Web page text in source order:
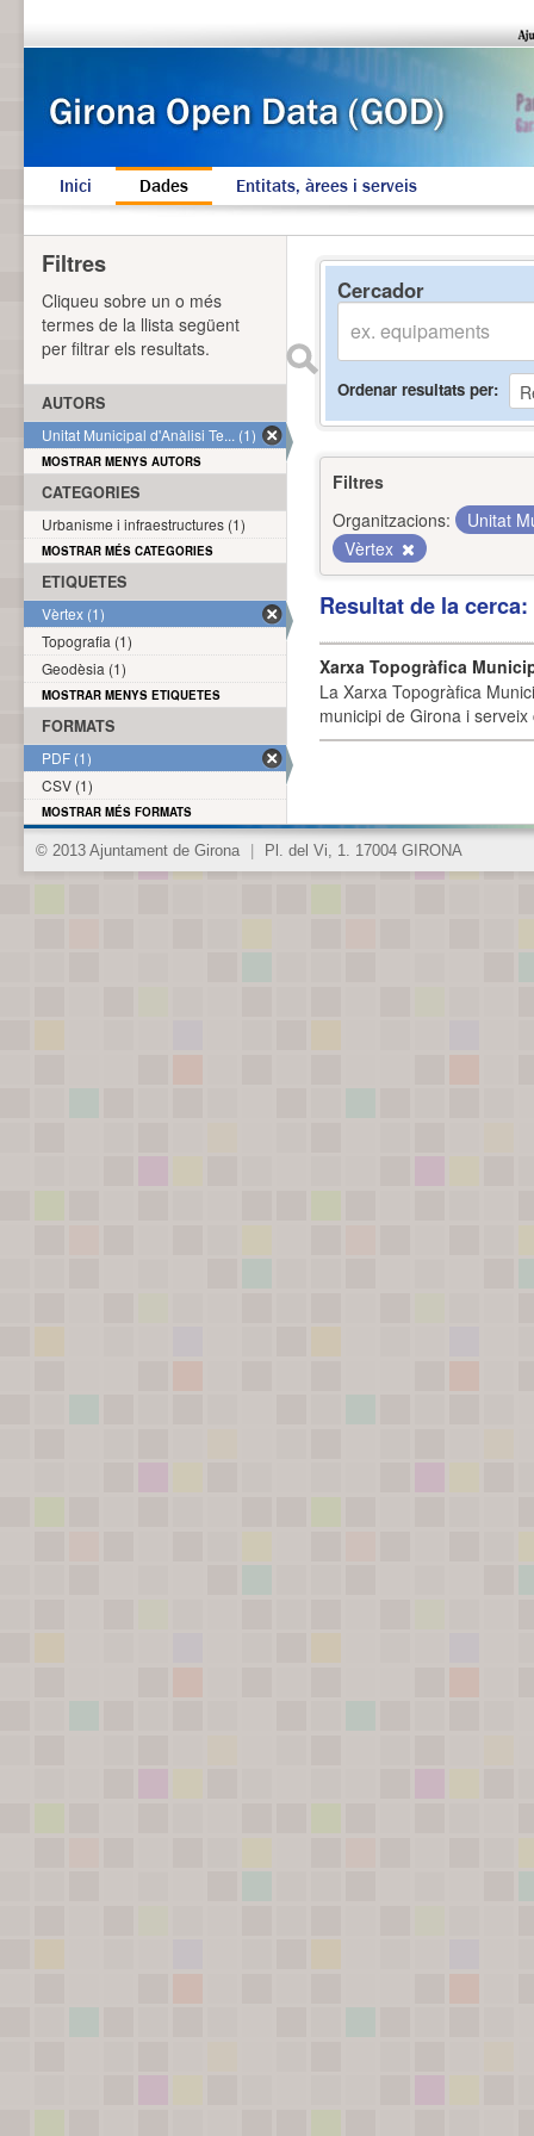
Inici Dades Entitats, àrees i serveis
Cercador
Ordenar resultats per
Filtres
Organitzacions:
Unitat
Vèrtex
Resultat de la
Xarxa Topogràfica
La Xarxa Topogràfica
municipi de Girona i
Filtres
Cliqueu sobre un o més
termes de la llista següent
per filtrar els resultats.
AUTORS
Unitat Municipal d'Anàlisi Te... (1)
MOSTRAR MENYS AUTORS
CATEGORIES
Urbanisme i infraestructures (1)
MOSTRAR MÉS CATEGORIES
ETIQUETES
Vèrtex (1)
Topografia (1)
Geodèsia (1)
MOSTRAR MENYS ETIQUETES
FORMATS
PDF (1)
CSV (1)
MOSTRAR MÉS FORMATS
© 2013 Ajuntament de Girona Pl. del Vi, 1. 17004 GIRONA